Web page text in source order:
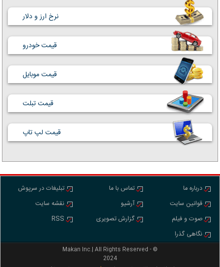
نرخ ارز و دلار
قیمت خودرو
قیمت موبایل
قیمت تبلت
قیمت لپ تاپ
درباره ما
قوانین سایت
صوت و فیلم
نگاهی گذرا
تماس با ما
آرشیو
گزارش تصویری
تبلیغات در سرپوش
نقشه سایت
RSS
Makan Inc.‎‎‎| All Rights Reserved - ©
2024